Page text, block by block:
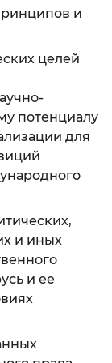
и
целей
потенциалу
для
и иных
и ее